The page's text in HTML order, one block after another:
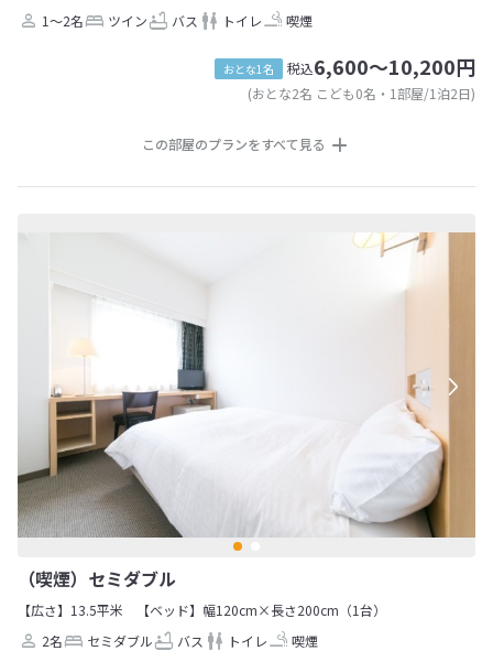
1～2名
ツイン バス トイレ 喫煙
おとな1名 税込6,600～10,200円
(おとな2名 こども0名・1部屋/1泊2日)
この部屋のプランをすべて見る
（喫煙）セミダブル
【広さ】13.5平米
【ベッド】幅120cm×長さ200cm（1台）
2名
セミダブル バス トイレ 喫煙